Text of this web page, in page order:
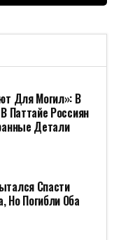
Для Могил»: В
Паттайе Россиян
Детали
Спасти
Но Погибли Оба